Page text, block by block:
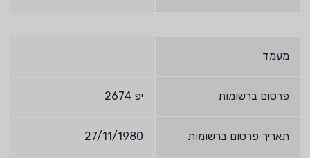
מעמד
פרסום ברשומות יפ 2674
תאריך פרסום ברשומות 27/11/1980